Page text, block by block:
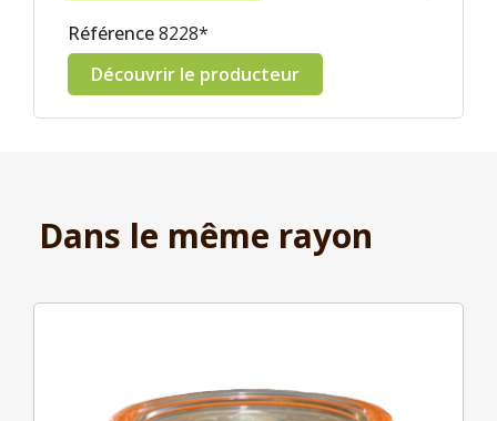
Référence8228*
Découvrir le producteur
Dans le même rayon